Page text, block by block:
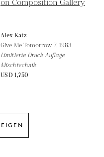
Alex Katz
Give Me Tomorrow 7, 1983
Limitierte Druck Auflage
Mischtechnik
USD 1,750